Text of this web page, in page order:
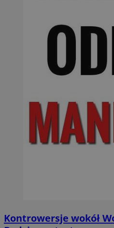
Kontrowersje wokół